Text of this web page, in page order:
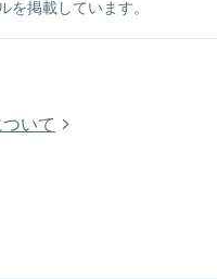
掲載しています。
いて